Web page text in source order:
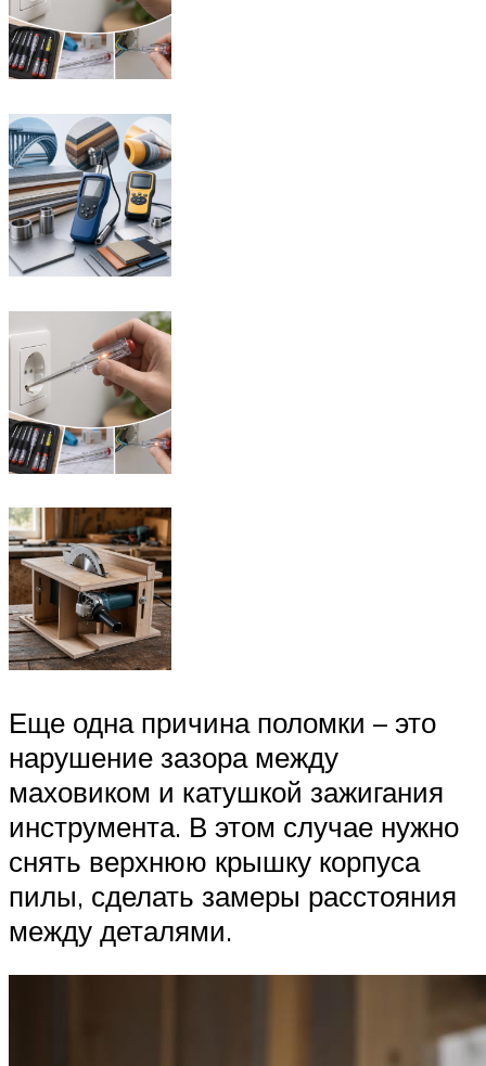
Еще одна причина поломки – это
нарушение зазора между
маховиком и катушкой зажигания
инструмента. В этом случае нужно
снять верхнюю крышку корпуса
пилы, сделать замеры расстояния
между деталями.